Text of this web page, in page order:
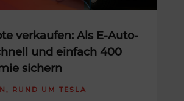
verkaufen: Als E-Auto-
und einfach 400
sichern
, RUND UM TESLA